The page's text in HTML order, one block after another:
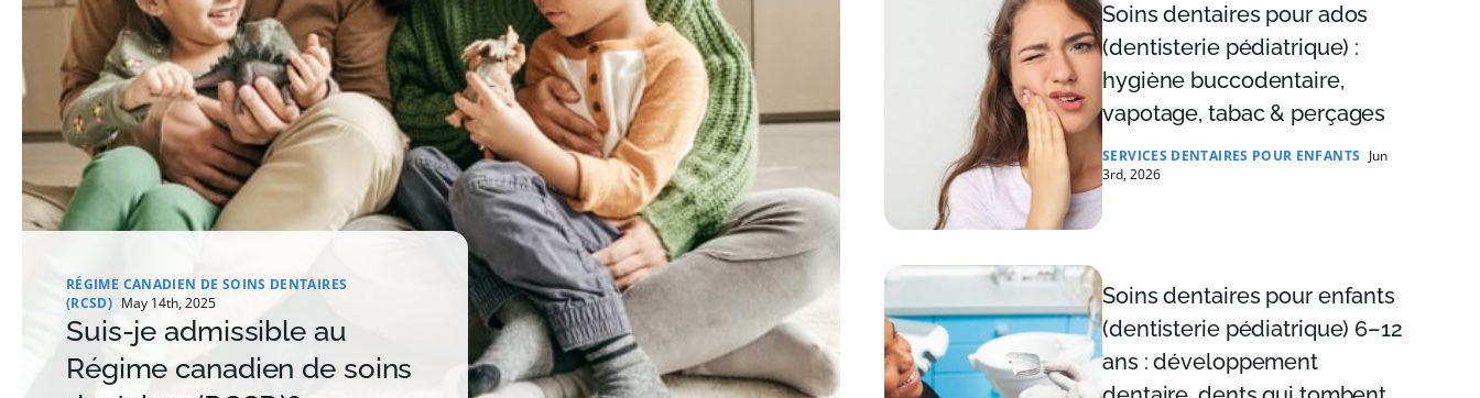
Suis-je admissible au
Régime canadien de soins
RÉGIME CANADIEN DE SOINS DENTAIRES
(RCSD) May 14th, 2025
Soins dentaires pour ados
(dentisterie pédiatrique) :
hygiène buccodentaire,
vapotage, tabac & perçages
SERVICES DENTAIRES POUR ENFANTS Jun
3rd, 2026
Soins dentaires pour enfants
(dentisterie pédiatrique) 6–12
ans : développement